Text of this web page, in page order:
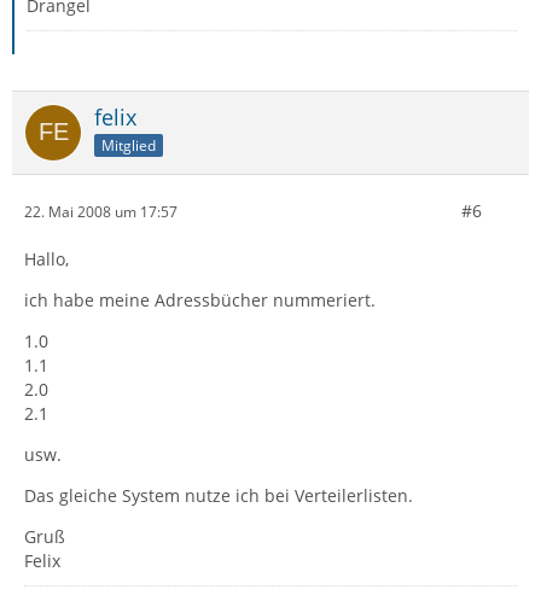
Drangel
felix
Mitglied
22. Mai 2008 um 17:57 #6
Hallo,
ich habe meine Adressbücher nummeriert.
1.0
1.1
2.0
2.1
usw.
Das gleiche System nutze ich bei Verteilerlisten.
Gruß
Felix